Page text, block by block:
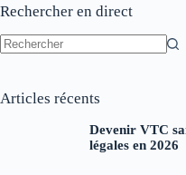
Rechercher en direct
Articles récents
Devenir VTC
légales en 2026